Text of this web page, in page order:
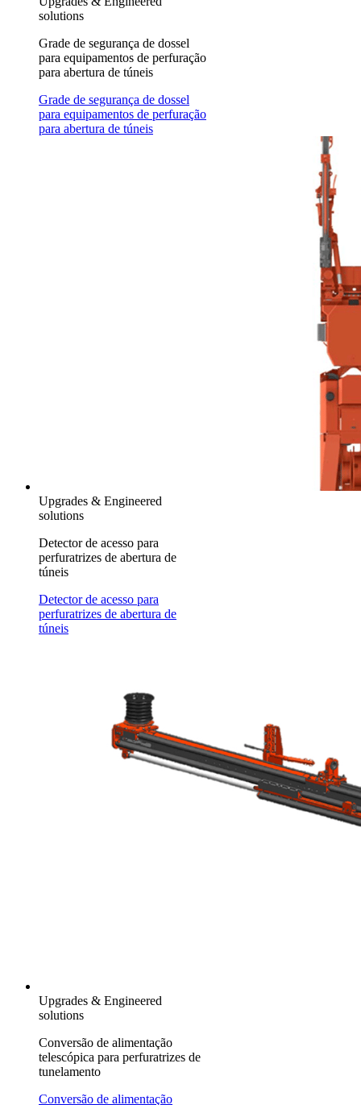
solutions
Grade de segurança de dossel
para equipamentos de perfuração
para abertura de túneis
Grade de segurança de dossel
para equipamentos de perfuração
para abertura de túneis
Upgrades & Engineered
solutions
Detector de acesso para
perfuratrizes de abertura de
túneis
Detector de acesso para
perfuratrizes de abertura de
túneis
Upgrades & Engineered
solutions
Conversão de alimentação
telescópica para perfuratrizes de
tunelamento
Conversão de alimentação